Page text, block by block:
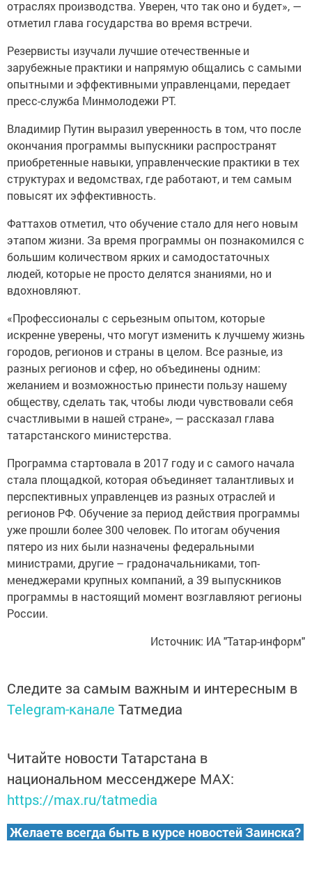
отраслях производства. Уверен, что так оно и будет», —
отметил глава государства во время встречи.
Резервисты изучали лучшие отечественные и
зарубежные практики и напрямую общались с самыми
опытными и эффективными управленцами, передает
пресс-служба Минмолодежи РТ.
Владимир Путин выразил уверенность в том, что после
окончания программы выпускники распространят
приобретенные навыки, управленческие практики в тех
структурах и ведомствах, где работают, и тем самым
повысят их эффективность.
Фаттахов отметил, что обучение стало для него новым
этапом жизни. За время программы он познакомился с
большим количеством ярких и самодостаточных
людей, которые не просто делятся знаниями, но и
вдохновляют.
«Профессионалы с серьезным опытом, которые
искренне уверены, что могут изменить к лучшему жизнь
городов, регионов и страны в целом. Все разные, из
разных регионов и сфер, но объединены одним:
желанием и возможностью принести пользу нашему
обществу, сделать так, чтобы люди чувствовали себя
счастливыми в нашей стране», — рассказал глава
татарстанского министерства.
Программа стартовала в 2017 году и с самого начала
стала площадкой, которая объединяет талантливых и
перспективных управленцев из разных отраслей и
регионов РФ. Обучение за период действия программы
уже прошли более 300 человек. По итогам обучения
пятеро из них были назначены федеральными
министрами, другие – градоначальниками, топ-
менеджерами крупных компаний, а 39 выпускников
программы в настоящий момент возглавляют регионы
России.
Источник: ИА "Татар-информ"
Следите за самым важным и интересным в
Telegram-канале Татмедиа
Читайте новости Татарстана в
национальном мессенджере MАХ:
https://max.ru/tatmedia
Желаете всегда быть в курсе новостей Заинска?